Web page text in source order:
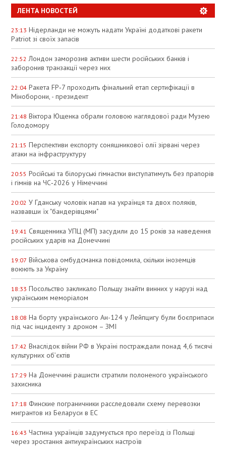
ЛЕНТА НОВОСТЕЙ
23:13 Нідерланди не можуть надати Україні додаткові ракети
Patriot зі своїх запасів
22:52 Лондон заморозив активи шести російських банків і
заборонив транзакції через них
22:04 Ракета FP‑7 проходить фінальний етап сертифікації в
Міноборони, - президент
21:48 Віктора Ющенка обрали головою наглядової ради Музею
Голодомору
21:15 Перспективи експорту соняшникової олії зірвані через
атаки на інфраструктуру
20:55 Російські та білоруські гімнастки виступатимуть без прапорів
і гімнів на ЧС‑2026 у Німеччині
20:02 У Гданську чоловік напав на українця та двох поляків,
назвавши їх "бандерівцями"
19:41 Священника УПЦ (МП) засудили до 15 років за наведення
російських ударів на Донеччині
19:07 Військова омбудсманка повідомила, скільки іноземців
воюють за Україну
18:33 Посольство закликало Польщу знайти винних у нарузі над
українським меморіалом
18:08 На борту українського Ан-124 у Лейпцигу були боєприпаси
під час інциденту з дроном – ЗМІ
17:42 Внаслідок війни РФ в Україні постраждали понад 4,6 тисячі
культурних об’єктів
17:29 На Донеччині рашисти стратили полоненого українського
захисника
17:18 Финские пограничники расследовали схему перевозки
мигрантов из Беларуси в ЕС
16:43 Частина українців задумується про переїзд із Польщі
через зростання антиукраїнських настроїв